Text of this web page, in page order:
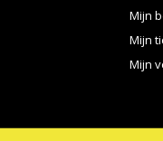
Mijn
Mijn
Mijn